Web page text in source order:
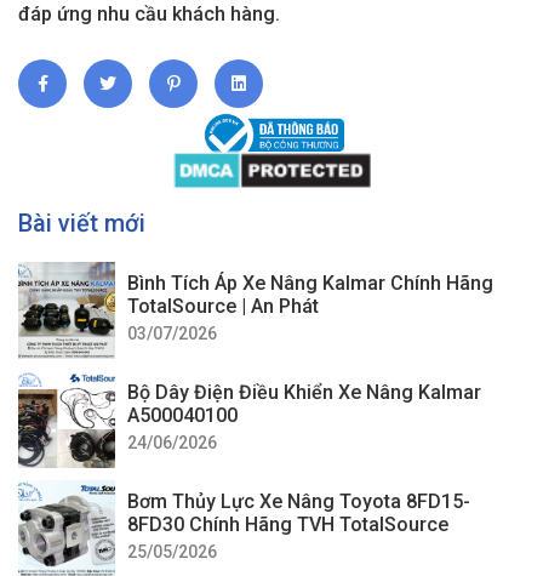
đáp ứng nhu cầu khách hàng.
Bài viết mới
Bình Tích Áp Xe Nâng Kalmar Chính Hãng
TotalSource | An Phát
03/07/2026
Bộ Dây Điện Điều Khiển Xe Nâng Kalmar
A500040100
24/06/2026
Bơm Thủy Lực Xe Nâng Toyota 8FD15-
8FD30 Chính Hãng TVH TotalSource
25/05/2026